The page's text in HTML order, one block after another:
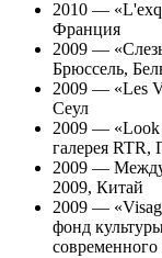
2010 —
Франция
2009 —
Брюссель,
2009 — «Les
Сеул
2009 — «Look
галерея RTR,
2009 —
2009, Китай
2009 —
фонд